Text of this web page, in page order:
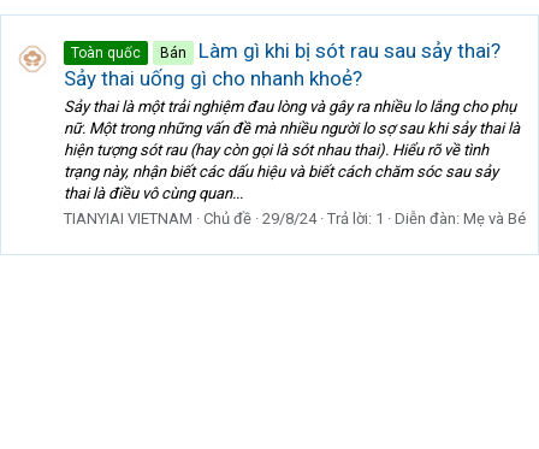
Toàn quốc Bán
Làm gì khi bị sót rau sau sảy thai?
Sảy thai uống gì cho nhanh khoẻ?
Sảy thai là một trải nghiệm đau lòng và gây ra nhiều lo lắng cho phụ
nữ. Một trong những vấn đề mà nhiều người lo sợ sau khi sảy thai là
hiện tượng sót rau (hay còn gọi là sót nhau thai). Hiểu rõ về tình
trạng này, nhận biết các dấu hiệu và biết cách chăm sóc sau sảy
thai là điều vô cùng quan...
TIANYIAI VIETNAM
Chủ đề 29/8/24 Trả lời: 1 Diễn đàn: Mẹ và Bé